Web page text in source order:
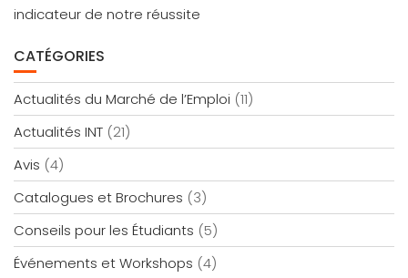
indicateur de notre réussite
CATÉGORIES
Actualités du Marché de l’Emploi (11)
Actualités INT (21)
Avis (4)
Catalogues et Brochures (3)
Conseils pour les Étudiants (5)
Événements et Workshops (4)